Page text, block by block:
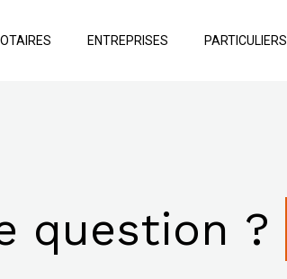
ENTREPRISES PARTICULIERS
question ?